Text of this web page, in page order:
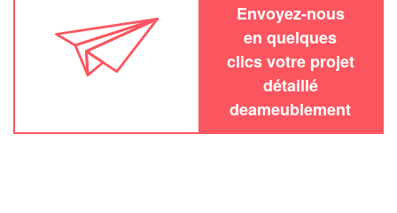
Envoyez-nous
en quelques
clics votre projet
détaillé
deameublement